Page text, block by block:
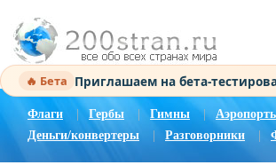
🔥 Бета Приглашаем на бета-
Флаги Гербы Гимны |
Деньги/конвертеры
Разговорники